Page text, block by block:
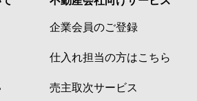
企業会員のご登録
仕入れ担当の方はこちら
売主取次サービス